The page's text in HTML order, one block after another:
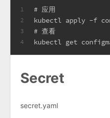
1
2
3
4
# 应用
kubectl apply -f
# 查看
kubectl get
Secret
secret.yaml